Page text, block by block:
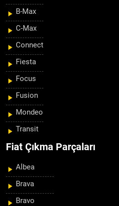
B-Max
C-Max
Connect
Fiesta
Focus
Fusion
Mondeo
Transit
Fiat Çıkma Parçaları
Albea
Brava
Bravo